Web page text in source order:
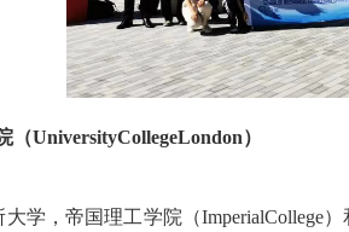
（UniversityCollegeLondon）
大学，帝国理工学院（ImperialCollege）